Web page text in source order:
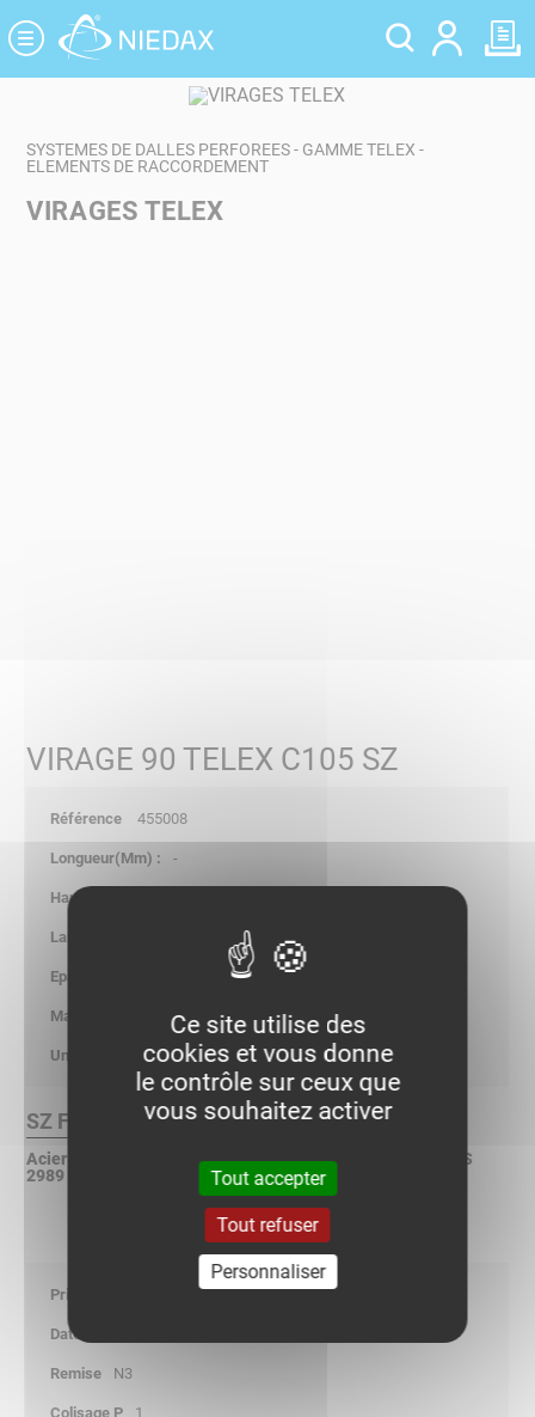
SYSTEMES DE DALLES PERFOREES - GAMME TELEX -
ELEMENTS DE RACCORDEMENT
VIRAGES TELEX
VIRAGE 90 TELEX C105 SZ
455008
-
kg/p
SZ Finition :
Acier galvanisé à chaud en continu selon NF EN 10 346 - BS
2989 - ASTM A653
N3
1
Panneau de gestion des cookies
Ce site utilise des
cookies et vous donne
le contrôle sur ceux que
vous souhaitez activer
Tout accepter
Tout refuser
Personnaliser